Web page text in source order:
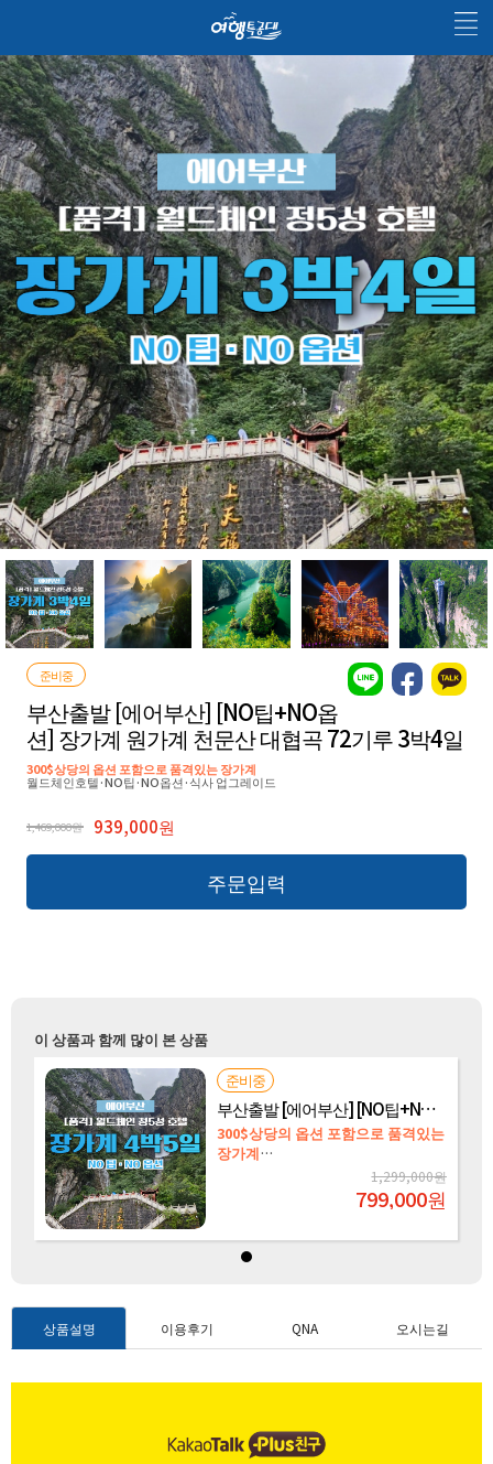
준비중
부산출발 [에어부산] [NO팁+NO옵
션] 장가계 원가계 천문산 대협곡 72기루 3박4일
300$상당의 옵션 포함으로 품격있는 장가계
월드체인호텔·NO팁·NO옵션·식사 업그레이드
1,469,000원 939,000원
주문입력
이 상품과 함께 많이 본 상품
준비중
부산출발 [에어부산] [NO팁+NO옵션] 장가계 원가계 천문산 대협곡 72기루 4박5일
300$상당의 옵션 포함으로 품격있는
장가계
월드체인호텔·NO팁·NO옵션·식사
1,299,000원
799,000원
상품설명 이용후기 QNA 오시는길